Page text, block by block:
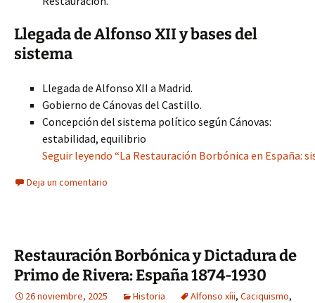
Llegada de Alfonso XII y bases del
sistema
Llegada de Alfonso XII a Madrid.
Gobierno de Cánovas del Castillo.
Concepción del sistema político según Cánovas:
estabilidad, equilibrio
Seguir leyendo “La Restauración Borbónica en
Deja un comentario
Restauración Borbónica y Dictadura de
Primo de Rivera: España 1874-1930
26 noviembre, 2025 Historia Alfonso xíii, Caciquismo,